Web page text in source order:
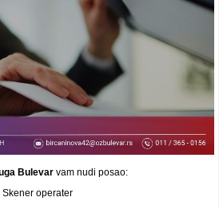
Bulevar vam nudi posao:
Skener operater